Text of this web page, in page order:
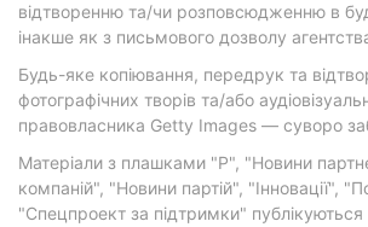
відтворенню та/чи розповсюдженню в
інакше як з письмового дозволу
Будь-яке копіювання, передрук та
фотографічних творів та/або
правовласника Getty Images — суворо
Матеріали з плашками "Р", "Новини
компаній", "Новини партій", "Інновації",
"Спецпроект за підтримки" публікуються